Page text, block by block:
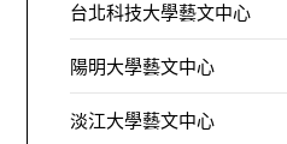
台北科技大學藝文中心
陽明大學藝文中心
淡江大學藝文中心